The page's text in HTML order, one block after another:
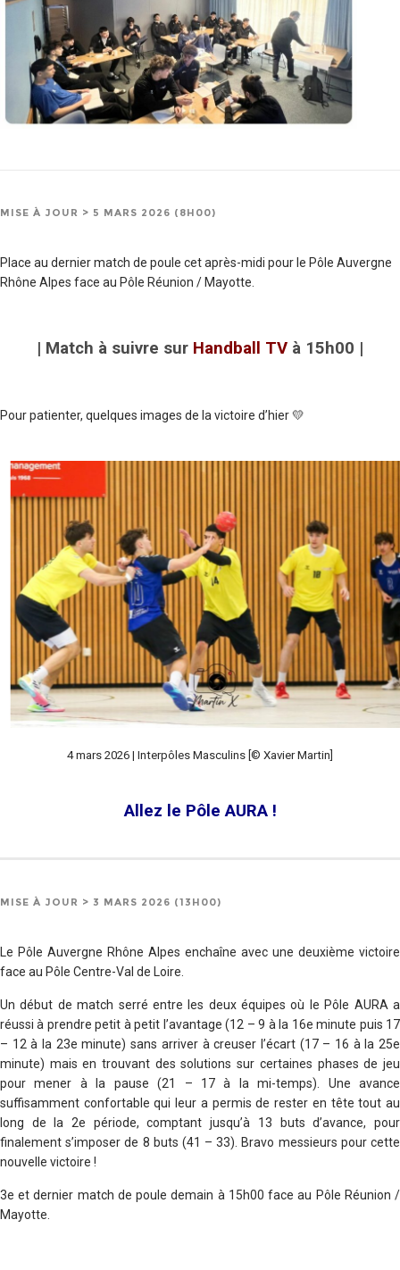
MISE À JOUR > 5 MARS 2026 (8H00)
Place au dernier match de poule cet après-midi pour le Pôle Auvergne
Rhône Alpes face au Pôle Réunion / Mayotte.
| Match à suivre sur Handball TV à 15h00 |
Pour patienter, quelques images de la victoire d’hier💛
4 mars 2026 | Interpôles Masculins [© Xavier Martin]
Allez le Pôle AURA !
MISE À JOUR > 3 MARS 2026 (13H00)
Le Pôle Auvergne Rhône Alpes enchaîne avec une deuxième victoire
face au Pôle Centre-Val de Loire.
Un début de match serré entre les deux équipes où le Pôle AURA a
réussi à prendre petit à petit l’avantage (12 – 9 à la 16e minute puis 17
– 12 à la 23e minute) sans arriver à creuser l’écart (17 – 16 à la 25e
minute) mais en trouvant des solutions sur certaines phases de jeu
pour mener à la pause (21 – 17 à la mi-temps). Une avance
suffisamment confortable qui leur a permis de rester en tête tout au
long de la 2e période, comptant jusqu’à 13 buts d’avance, pour
finalement s’imposer de 8 buts (41 – 33). Bravo messieurs pour cette
nouvelle victoire !
3e et dernier match de poule demain à 15h00 face au Pôle Réunion /
Mayotte.